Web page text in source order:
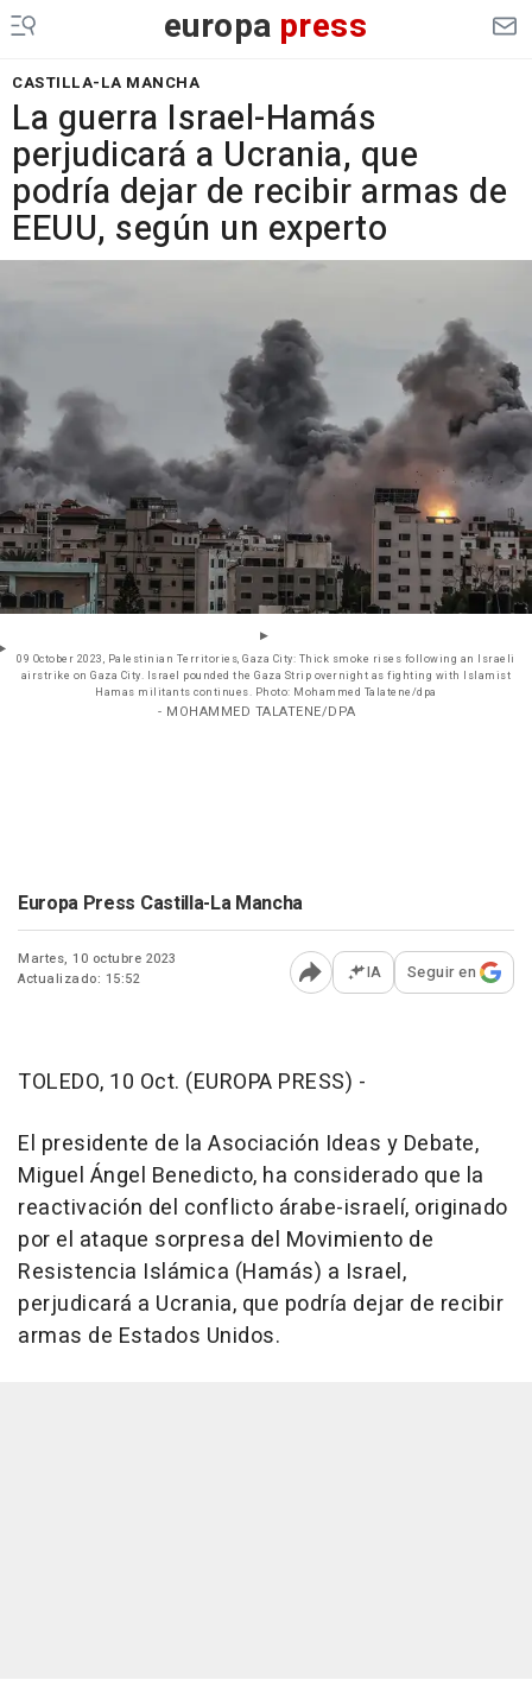
europa press
CASTILLA-LA MANCHA
La guerra Israel-Hamás
perjudicará a Ucrania, que
podría dejar de recibir armas de
EEUU, según un experto
09 October 2023, Palestinian Territories, Gaza City: Thick smoke rises following an Israeli
airstrike on Gaza City. Israel pounded the Gaza Strip overnight as fighting with Islamist
Hamas militants continues. Photo: Mohammed Talatene/dpa
- MOHAMMED TALATENE/DPA
Europa Press Castilla-La Mancha
Martes, 10 octubre 2023
Actualizado: 15:52
Abrir opciones para
IA Seguir en
TOLEDO, 10 Oct. (EUROPA PRESS) -
El presidente de la Asociación Ideas y Debate,
Miguel Ángel Benedicto, ha considerado que la
reactivación del conflicto árabe-israelí, originado
por el ataque sorpresa del Movimiento de
Resistencia Islámica (Hamás) a Israel,
perjudicará a Ucrania, que podría dejar de recibir
armas de Estados Unidos.